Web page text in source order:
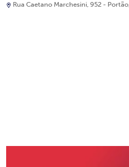
Rua Caetano Marchesini, 952 -